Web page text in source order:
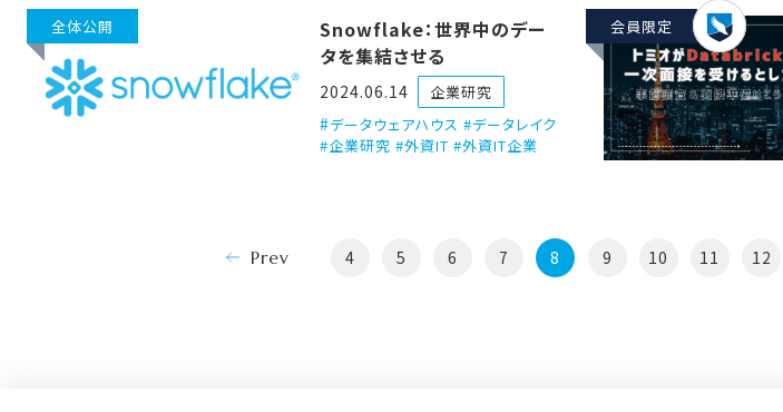
全体公開
Snowflake：世界中のデー
タを集結させる
2024.06.14
企業研究
データウェアハウス #データレイク
#企業研究 #外資IT #外資IT企業
会員限定
Prev 4 5 6 7 8 9 10 11 12